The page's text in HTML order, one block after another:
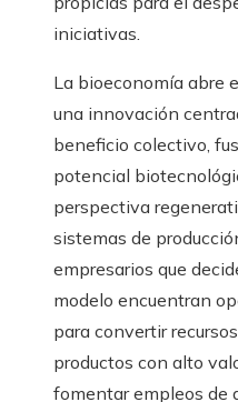
iniciativas.
La bioeconomía abre
una innovación
beneficio colectivo,
potencial
perspectiva
sistemas de
empresarios que
modelo encuentran
para convertir
productos con alto
fomentar empleos de